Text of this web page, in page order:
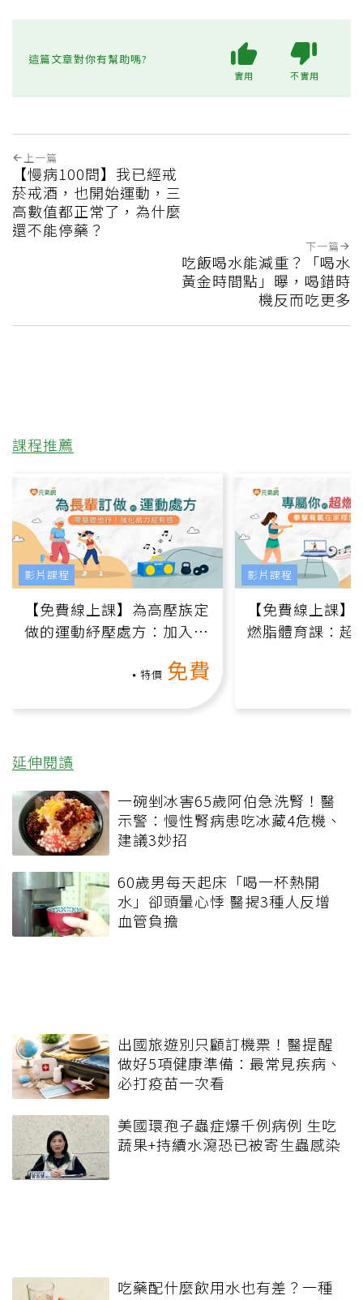
這篇文章對你有幫助嗎?
實用 不實用
上一篇
【慢病100問】我已經戒
菸戒酒，也開始運動，三
高數值都正常了，為什麼
還不能停藥？
下一篇
吃飯喝水能減重？「喝水
黃金時間點」曝，喝錯時
機反而吃更多
課程推薦
【免費線上課】為高壓族定
做的運動紓壓處方：加入行
特價 免費
影片課程
【免費線上課
燃脂體育課：超
影片課程
延伸閱讀
一碗剉冰害65歲阿伯急洗腎！醫
示警：慢性腎病患吃冰藏4危機、
建議3妙招
60歲男每天起床「喝一杯熱開
水」卻頭暈心悸 醫揭3種人反增
血管負擔
出國旅遊別只顧訂機票！醫提醒
做好5項健康準備：最常見疾病、
必打疫苗一次看
美國環孢子蟲症爆千例病例 生吃
蔬果+持續水瀉恐已被寄生蟲感染
吃藥配什麼飲用水也有差？一種